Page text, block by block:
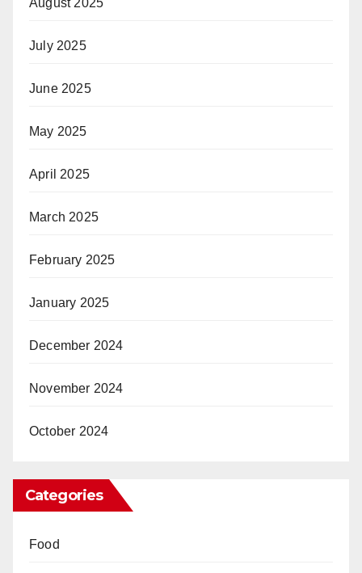
August 2025
July 2025
June 2025
May 2025
April 2025
March 2025
February 2025
January 2025
December 2024
November 2024
October 2024
Categories
Food